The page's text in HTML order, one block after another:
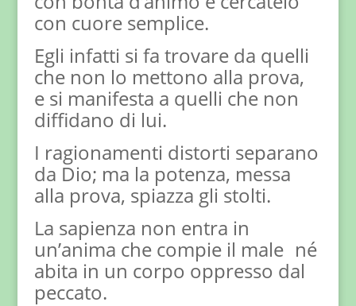
con cuore semplice.
Egli infatti si fa trovare da quelli
che non lo mettono alla prova,
e si manifesta a quelli che non
diffidano di lui.
I ragionamenti distorti separano
da Dio; ma la potenza, messa
alla prova, spiazza gli stolti.
La sapienza non entra in
un’anima che compie il male né
abita in un corpo oppresso dal
peccato.